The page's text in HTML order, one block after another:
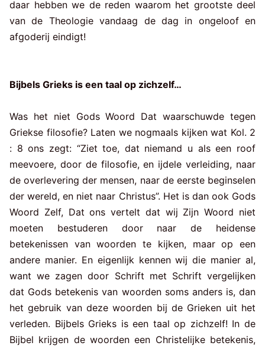
daar hebben we de reden waarom het grootste deel
van de Theologie vandaag de dag in ongeloof en
afgoderij eindigt!
Bijbels Grieks is een taal op zichzelf…
Was het niet Gods Woord Dat waarschuwde tegen
Griekse filosofie? Laten we nogmaals kijken wat Kol. 2
: 8 ons zegt: “Ziet toe, dat niemand u als een roof
meevoere, door de filosofie, en ijdele verleiding, naar
de overlevering der mensen, naar de eerste beginselen
der wereld, en niet naar Christus”. Het is dan ook Gods
Woord Zelf, Dat ons vertelt dat wij Zijn Woord niet
moeten bestuderen door naar de heidense
betekenissen van woorden te kijken, maar op een
andere manier. En eigenlijk kennen wij die manier al,
want we zagen door Schrift met Schrift vergelijken
dat Gods betekenis van woorden soms anders is, dan
het gebruik van deze woorden bij de Grieken uit het
verleden. Bijbels Grieks is een taal op zichzelf! In de
Bijbel krijgen de woorden een Christelijke betekenis,